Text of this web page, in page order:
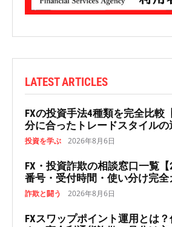
LATEST ARTICLES
FXの投資手法4種類を完全比較
分に合ったトレードスタイルの
投資を学ぶ 2026年8月6日
FX・投資詐欺の相談窓口一覧
番号・受付時間・使い分け完全
詐欺と闘う 2026年8月6日
FXスワップポイント運用とは